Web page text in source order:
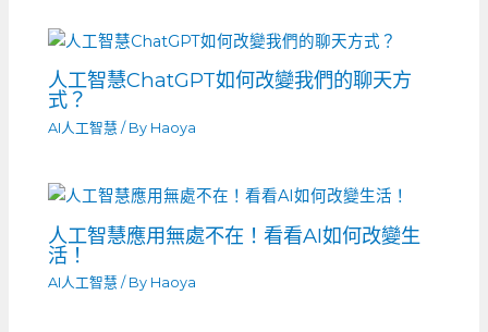
人工智慧ChatGPT如何改變我們的聊天方
式？
AI人工智慧 / By Haoya
人工智慧應用無處不在！看看AI如何改變生
活！
AI人工智慧 / By Haoya